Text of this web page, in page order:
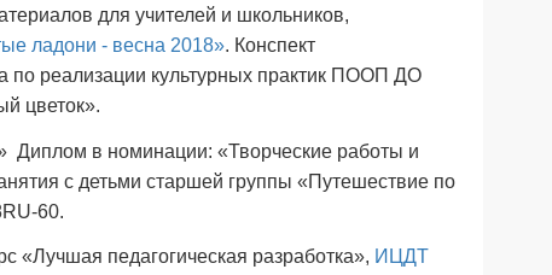
для учителей и школьников,
ладони - весна 2018». Конспект
по реализации культурных практик ПООП ДО
цветок».
Диплом в номинации: «Творческие работы и
с детьми старшей группы «Путешествие по
60.
«Лучшая педагогическая разработка», ИЦДТ